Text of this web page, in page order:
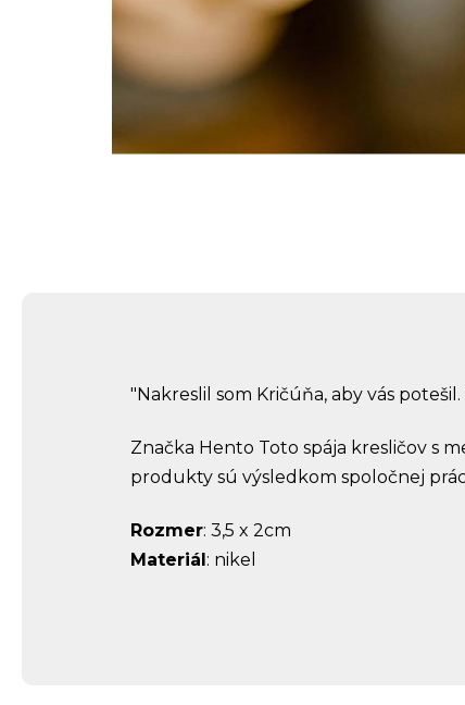
"Nakreslil som Kričúňa, aby vás
Značka Hento Toto spája kresličov s
produkty sú výsledkom spoločnej
Rozmer: 3,5 x 2cm
Materiál : nikel